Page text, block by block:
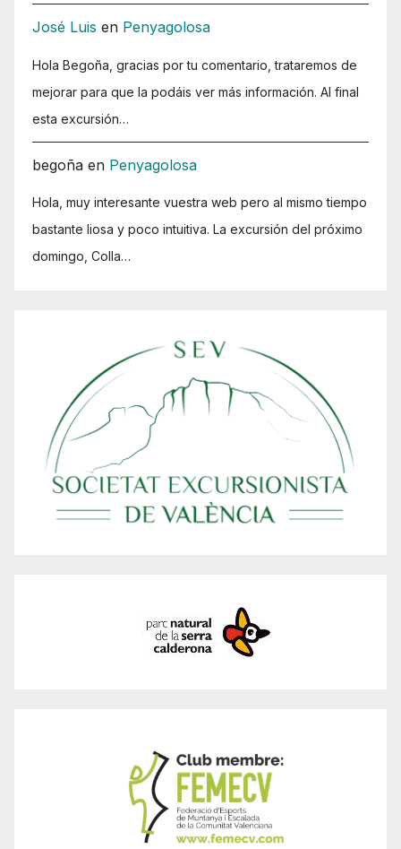
José Luis en Penyagolosa
Hola Begoña, gracias por tu comentario, trataremos de
mejorar para que la podáis ver más información. Al final
esta excursión…
begoña en Penyagolosa
Hola, muy interesante vuestra web pero al mismo tiempo
bastante liosa y poco intuitiva. La excursión del próximo
domingo, Colla…